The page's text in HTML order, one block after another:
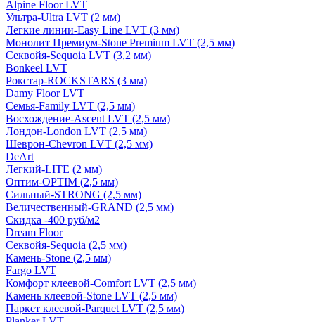
Alpine Floor LVT
Ультра-Ultra LVT (2 мм)
Легкие линии-Easy Line LVT (3 мм)
Монолит Премиум-Stone Premium LVT (2,5 мм)
Секвойя-Sequoia LVT (3,2 мм)
Bonkeel LVT
Рокстар-ROCKSTARS (3 мм)
Damy Floor LVT
Семья-Family LVT (2,5 мм)
Восхождение-Ascent LVT (2,5 мм)
Лондон-London LVT (2,5 мм)
Шеврон-Chevron LVT (2,5 мм)
DeArt
Легкий-LITE (2 мм)
Оптим-OPTIM (2,5 мм)
Сильный-STRONG (2,5 мм)
Величественный-GRAND (2,5 мм)
Скидка -400 руб/м2
Dream Floor
Секвойя-Sequoia (2,5 мм)
Камень-Stone (2,5 мм)
Fargo LVT
Комфорт клеевой-Comfort LVT (2,5 мм)
Камень клеевой-Stone LVT (2,5 мм)
Паркет клеевой-Parquet LVT (2,5 мм)